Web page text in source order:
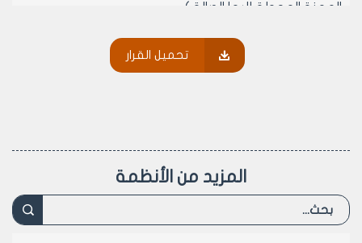
المهنة المحولة إليها الصالة ) .
لمدة عام لمهنة بيع و شراء السيارات المستعملة:
 وثيقة حق انتفاع تثبت انتفاع صاحب العلاقة لمكتب ضمن
تحميل القرار
المزيد من الأنظمة